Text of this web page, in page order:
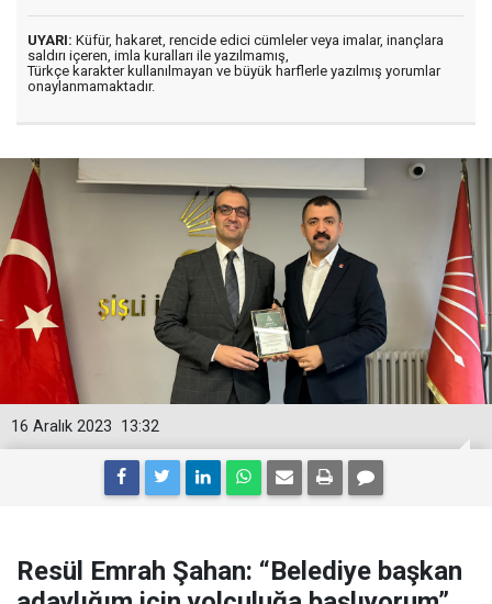
UYARI: Küfür, hakaret, rencide edici cümleler veya imalar, inançlara
saldırı içeren, imla kuralları ile yazılmamış,
Türkçe karakter kullanılmayan ve büyük harflerle yazılmış yorumlar
onaylanmamaktadır.
13:32
16 Aralık 2023
Resül Emrah Şahan: “Belediye başkan